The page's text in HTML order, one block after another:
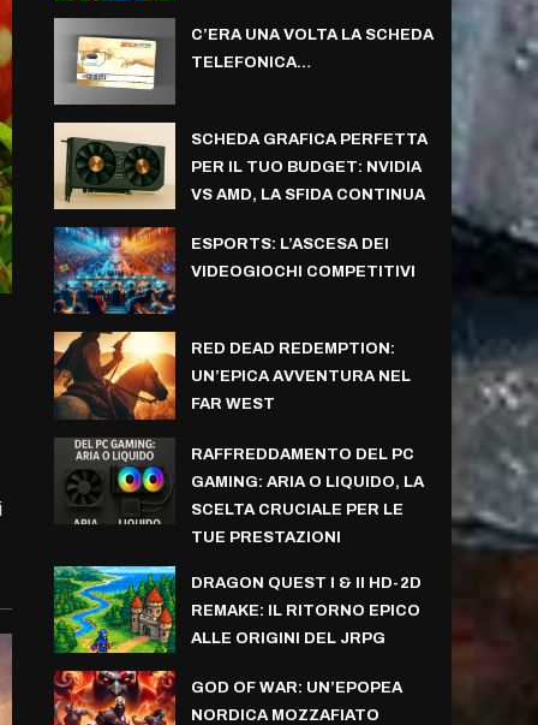
C’ERA UNA VOLTA LA SCHEDA
TELEFONICA…
SCHEDA GRAFICA PERFETTA
PER IL TUO BUDGET: NVIDIA
VS AMD, LA SFIDA CONTINUA
ESPORTS: L’ASCESA DEI
VIDEOGIOCHI COMPETITIVI
RED DEAD REDEMPTION:
UN’EPICA AVVENTURA NEL
FAR WEST
RAFFREDDAMENTO DEL PC
GAMING: ARIA O LIQUIDO, LA
SCELTA CRUCIALE PER LE
TUE PRESTAZIONI
DRAGON QUEST I & II HD-2D
REMAKE: IL RITORNO EPICO
ALLE ORIGINI DEL JRPG
GOD OF WAR: UN’EPOPEA
NORDICA MOZZAFIATO